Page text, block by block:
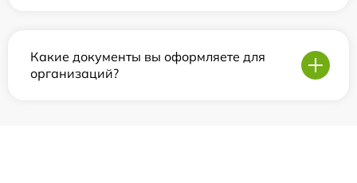
Какие документы вы оформляете для
организаций?